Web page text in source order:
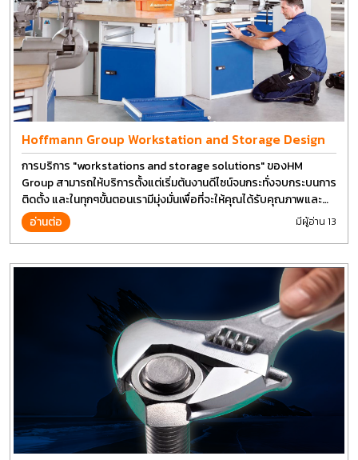
Hoffmann Group Workstation and Storage Design
การบริการ "workstations and storage solutions" ของHM
Group สามารถให้บริการตั้งแต่เริ่มต้นงานดีไซน์จนกระทั่งจบกระบนการ
ติดตั้ง และในทุกๆขั้นตอนเรามีมุ่งมั่นเพื่อที่จะให้คุณได้รับคุณภาพและ
การที่งานที่ดีที่สุด บนต้นทุนที่ดีที่สุดเช่นกัน
อ่านต่อ มีผู้อ่าน 13